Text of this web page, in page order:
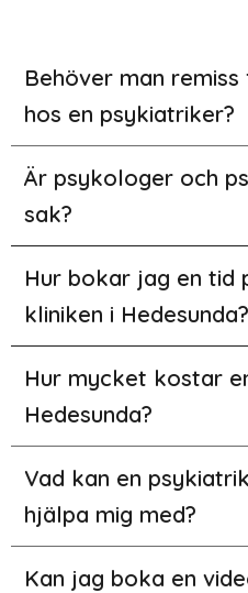
Behöver man
hos en psykiatriker?
Är psykologer och
sak?
Hur bokar jag en tid
kliniken i Hedesunda?
Hur mycket kostar
Hedesunda?
Vad kan en
hjälpa mig med?
Kan jag boka en